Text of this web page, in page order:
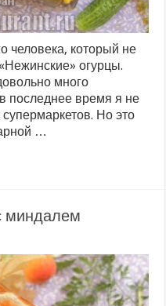
человека, который не
огурцы.
много
последнее время я не
Но это
…
миндалем